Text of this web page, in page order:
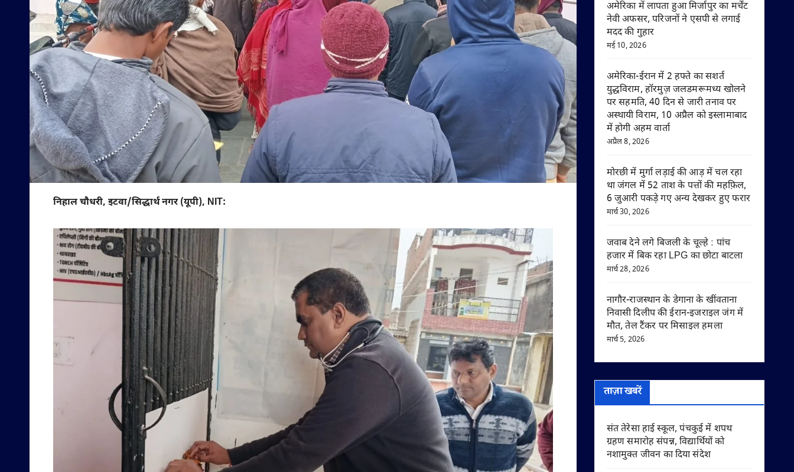
निहाल चौधरी, इटवा/सिद्धार्थ नगर (यूपी), NIT:
अमेरिका में लापता हुआ मिर्जापुर का मर्चेंट
नेवी अफसर, परिजनों ने एसपी से लगाई
मदद की गुहार
मई 10, 2026
अमेरिका-ईरान में 2 हफ्ते का सशर्त
युद्धविराम, हॉरमुज़ जलडमरूमध्य खोलने
पर सहमति, 40 दिन से जारी तनाव पर
अस्थायी विराम, 10 अप्रैल को इस्लामाबाद
में होगी अहम वार्ता
अप्रैल 8, 2026
मोरछी में मुर्गा लड़ाई की आड़ में चल रहा
था जंगल में 52 ताश के पत्तों की महफ़िल,
6 जुआरी पकड़े गए अन्य देखकर हुए फरार
मार्च 30, 2026
जवाब देने लगे बिजली के चूल्हे : पांच
हजार में बिक रहा LPG का छोटा बाटला
मार्च 28, 2026
नागौर-राजस्थान के डेगाना के खींवताना
निवासी दिलीप की ईरान-इजराइल जंग में
मौत, तेल टैंकर पर मिसाइल हमला
मार्च 5, 2026
ताज़ा खबरें
संत तेरेसा हाई स्कूल, पंचकुई में शपथ
ग्रहण समारोह संपन्न, विद्यार्थियों को
नशामुक्त जीवन का दिया संदेश